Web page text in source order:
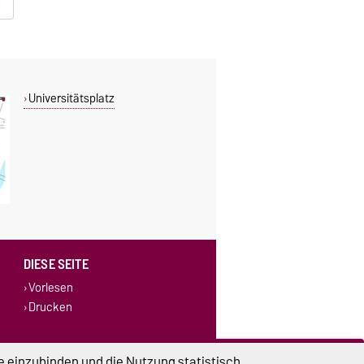
Universitätsplatz
DIESE SEITE
Vorlesen
Drucken